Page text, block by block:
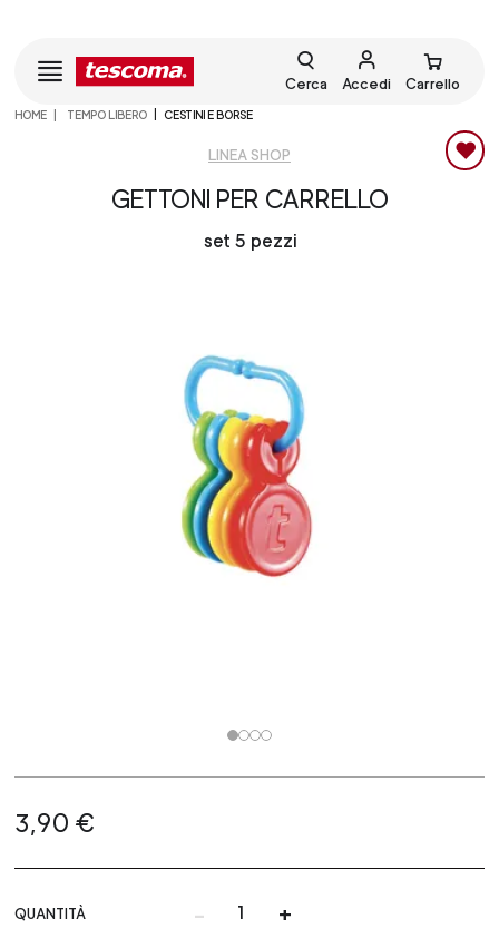
Cerca Accedi Carrello
HOME TEMPO LIBERO CESTINI E BORSE
LINEA SHOP
GETTONI PER CARRELLO
set 5 pezzi
3,90 €
QUANTITÀ - +